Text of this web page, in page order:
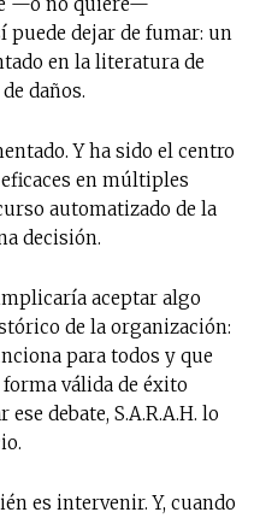
puede dejar de fumar: un
en la literatura de
daños.
Y ha sido el centro
en múltiples
automatizado de la
decisión.
aceptar algo
de la organización:
para todos y que
válida de éxito
debate, S.A.R.A.H. lo
es intervenir. Y, cuando